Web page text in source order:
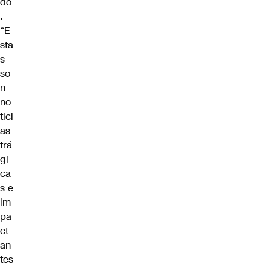
.
“E
sta
s
so
n
no
tici
as
trá
gi
ca
s e
im
pa
ct
an
tes